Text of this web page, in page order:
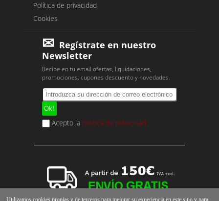
Política de privacidad
Cookies
Regístrate en nuestro
Newsletter
Recibe en tu email ofertas, liquidaciones,
promociones, cupones descuento y novedades.
Acepto la política de privacidad
Utilizamos cookies propias y de terceros para mejorar su experiencia en este sitio y para